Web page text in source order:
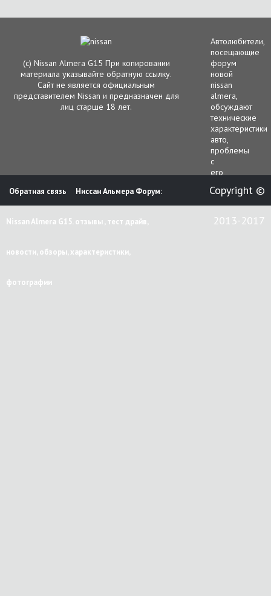
(с) Nissan Almera G15 При копировании
материала указывайте обратную ссылку.
Сайт не является официальным
представителем Nissan и предназначен для
лиц старше 18 лет.
Автолюбители,
посещающие
форум
новой
nissan
almera,
обсуждают
технические
характеристики
авто,
проблемы
с
его
гарантийным
и
сервисным
обслуживанием.
Обратная связь Ниссан Альмера Форум:
Nissan Almera G15. отзывы , тест драйв,
новости, обзоры, характеристики,
фотографии
Copyright ©
2013-2017